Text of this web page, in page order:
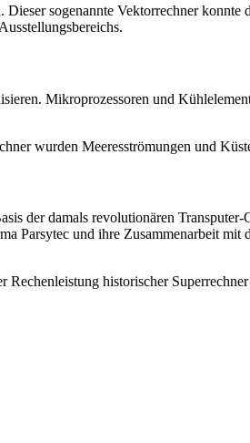
sogenannte Vektorrechner konnte
Mikroprozessoren und
wurden Meeresströmungen und
der damals revolutionären
Parsytec und ihre Zusammenarbeit mit
historischer